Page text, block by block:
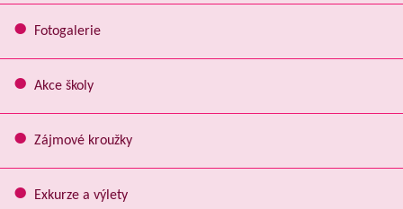
Fotogalerie
Akce školy
Zájmové kroužky
Exkurze a výlety